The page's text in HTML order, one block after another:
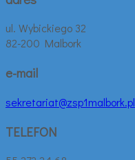
ul. Wybickiego 32
82-200 Malbork
e-mail
sekretariat@zsp1malbork.pl
TELEFON